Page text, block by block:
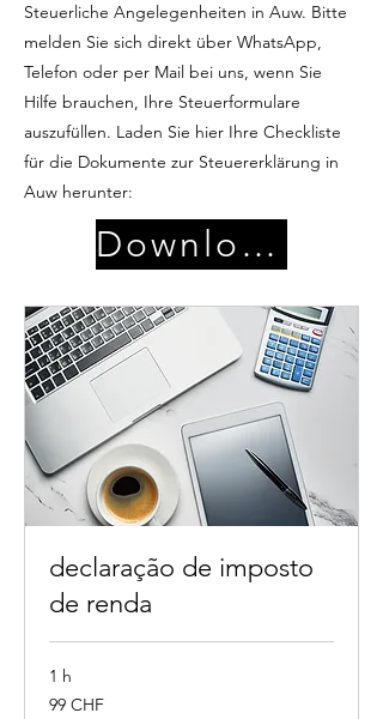
Steuerliche Angelegenheiten in Auw. Bitte
melden Sie sich direkt über WhatsApp,
Telefon oder per Mail bei uns, wenn Sie
Hilfe brauchen, Ihre Steuerformulare
auszufüllen. Laden Sie hier Ihre Checkliste
für die Dokumente zur Steuererklärung in
Auw herunter:
Download
declaração de imposto
de renda
1 h
99
francos
99 CHF